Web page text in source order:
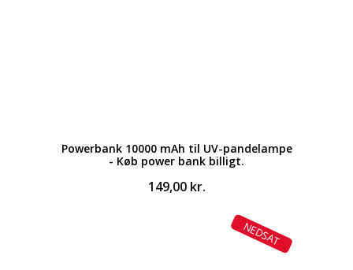
Powerbank 10000 mAh til UV-pandelampe
- Køb power bank billigt.
149,00 kr.
NEDSAT